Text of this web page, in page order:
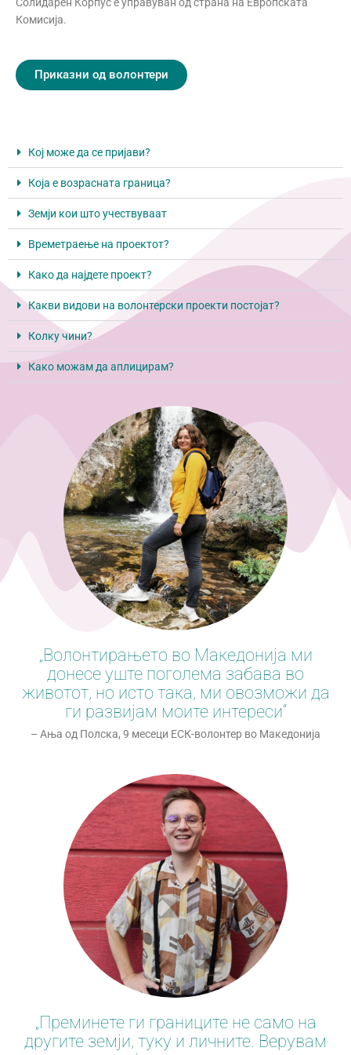
Солидарен Корпус е управуван од страна на Европската
Комисија.
Приказни од волонтери
Кој може да се пријави?
Која е возрасната граница?
Земји кои што учествуваат
Времетраење на проектот?
Како да најдете проект?
Какви видови на волонтерски проекти постојат?
Колку чини?
Како можам да аплицирам?
„Волонтирањето во Македонија ми
донесе уште поголема забава во
животот, но исто така, ми овозможи да
ги развијам моите интереси“
– Ања од Полска, 9 месеци ЕСК-волонтер во Македонија
„Преминете ги границите не само на
другите земји, туку и личните. Верувам